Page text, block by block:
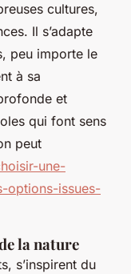
cultures,
Il s’adapte
peu importe le
à sa
et
qui font sens
peut
une-
options-issues-
la nature
s’inspirent du